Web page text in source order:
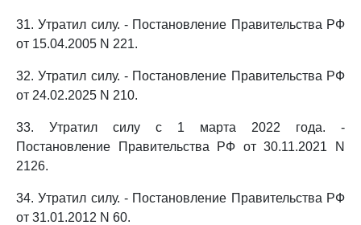
31. Утратил силу. - Постановление Правительства РФ
от 15.04.2005 N 221.
32. Утратил силу. - Постановление Правительства РФ
от 24.02.2025 N 210.
33. Утратил силу с 1 марта 2022 года. -
Постановление Правительства РФ от 30.11.2021 N
2126.
34. Утратил силу. - Постановление Правительства РФ
от 31.01.2012 N 60.